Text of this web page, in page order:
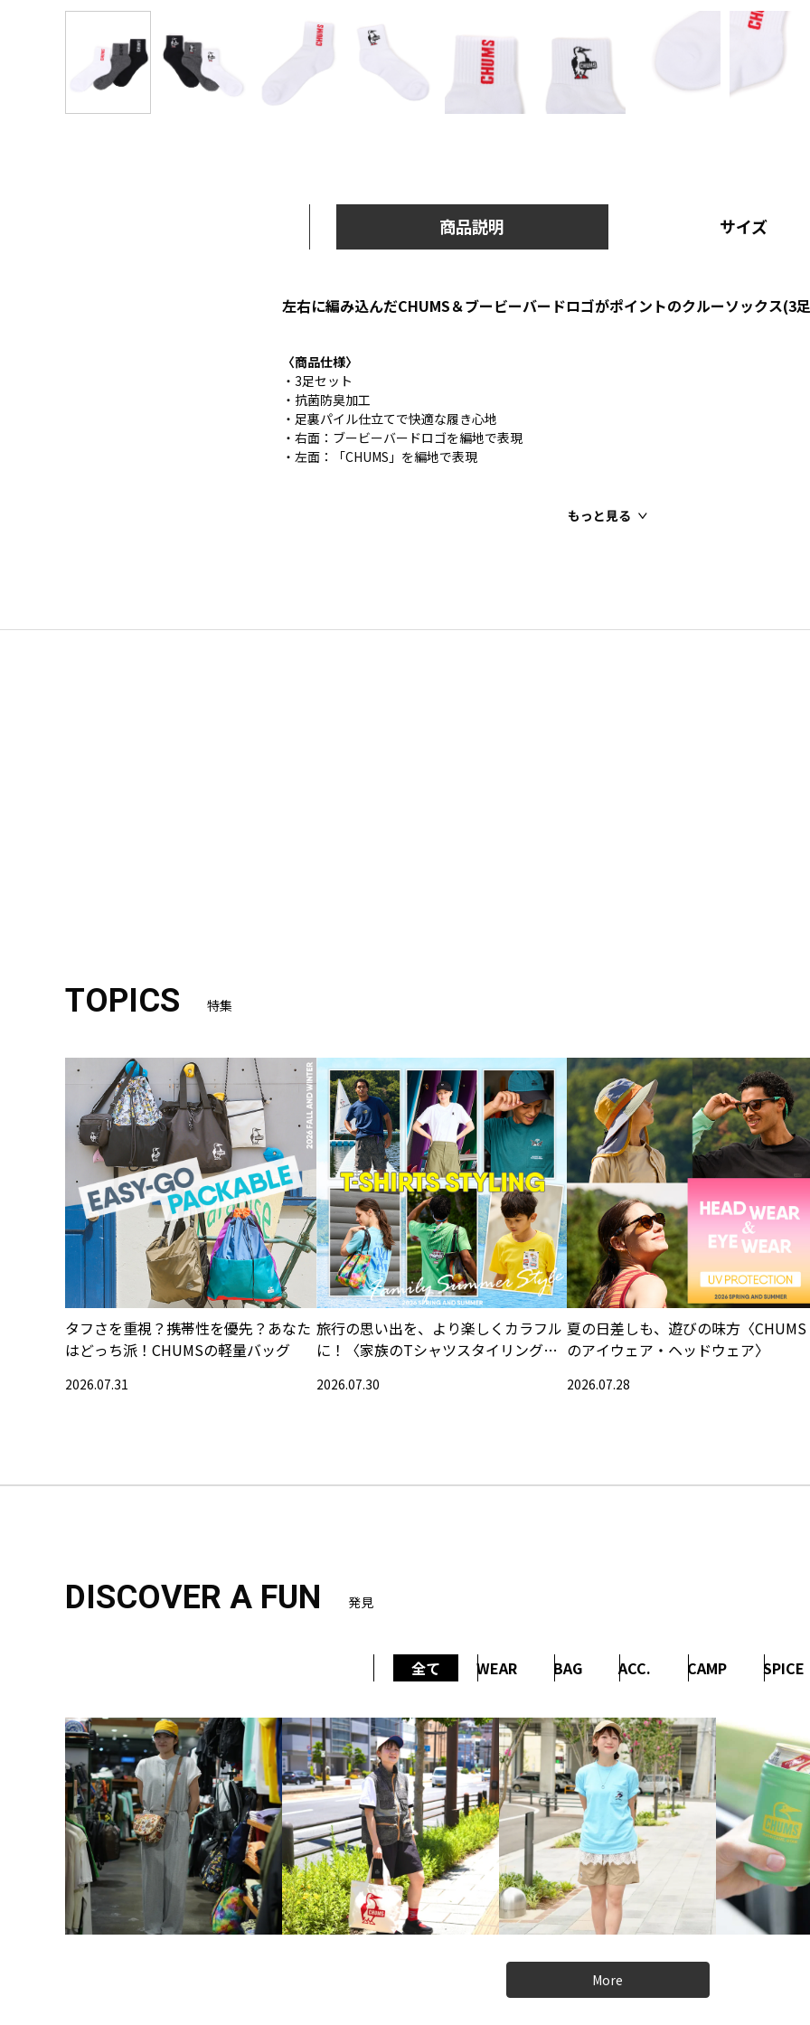
商品説明 サイズ
左右に編み込んだCHUMS＆ブービーバードロゴがポイントのクルーソックス(3
〈商品仕様〉
・3足セット
・抗菌防臭加工
・足裏パイル仕立てで快適な履き心地
・右面：ブービーバードロゴを編地で表現
・左面：「CHUMS」を編地で表現
もっと見る
TOPICS 特集
タフさを重視？携帯性を優先？あなた
はどっち派！CHUMSの軽量バッグ
2026.07.31
旅行の思い出を、より楽しくカラフル
に！〈家族のTシャツスタイリング特
2026.07.30
夏の日差しも、遊びの味方〈CHUMS
のアイウェア・ヘッドウェア〉
2026.07.28
DISCOVER A FUN 発見
全て WEAR BAG ACC. CAMP SPICE
More